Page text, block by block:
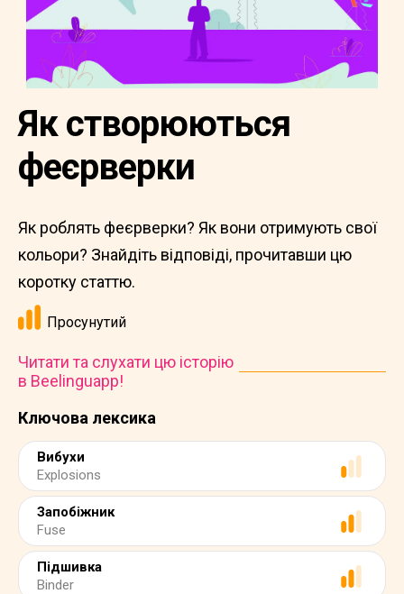
Ключова лексика
Вибухи
Explosions
Запобіжник
Fuse
Підшивка
Binder
Як створюються
феєрверки
Як роблять феєрверки? Як вони отримують свої
кольори? Знайдіть відповіді, прочитавши цю
коротку статтю.
Просунутий
Читати та слухати цю історію
в Beelinguapp!